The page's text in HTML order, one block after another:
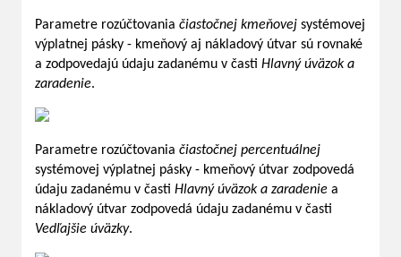
Parametre rozúčtovania čiastočnej kmeňovej systémovej
výplatnej pásky - kmeňový aj nákladový útvar sú rovnaké
a zodpovedajú údaju zadanému v časti Hlavný úväzok a
zaradenie.
Parametre rozúčtovania čiastočnej percentuálnej
systémovej výplatnej pásky - kmeňový útvar zodpovedá
údaju zadanému v časti Hlavný úväzok a zaradenie a
nákladový útvar zodpovedá údaju zadanému v časti
Vedľajšie úväzky.